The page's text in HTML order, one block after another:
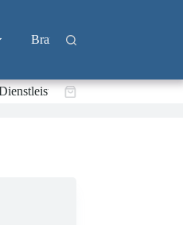
Branchen
Warenkorb